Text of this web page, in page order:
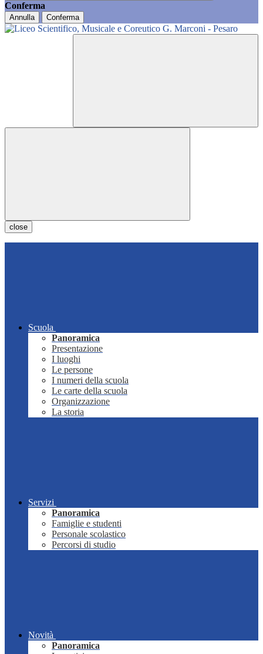
Conferma
Annulla Conferma
close
Scuola
Panoramica
Presentazione
I luoghi
Le persone
I numeri della scuola
Le carte della scuola
Organizzazione
La storia
Servizi
Panoramica
Famiglie e studenti
Personale scolastico
Percorsi di studio
Novità
Panoramica